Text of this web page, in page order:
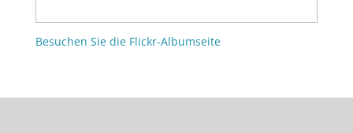
Besuchen Sie die Flickr-Albumseite